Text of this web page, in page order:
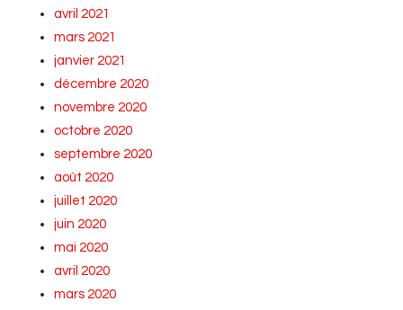
avril 2021
mars 2021
janvier 2021
décembre 2020
novembre 2020
octobre 2020
septembre 2020
août 2020
juillet 2020
juin 2020
mai 2020
avril 2020
mars 2020